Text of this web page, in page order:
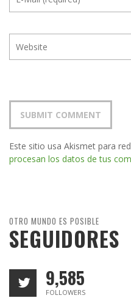
Este sitio usa Akismet para
procesan los datos de tus
OTRO MUNDO ES POSIBLE
SEGUIDORES
9,585
FOLLOWERS